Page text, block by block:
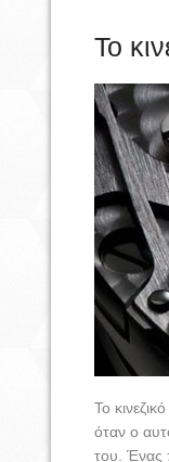
Το
Το
όταν ο
του. Ένας